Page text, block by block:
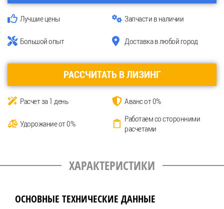
Лучшие цены Запчасти в наличии
Большой опыт Доставка в любой город
РАССЧИТАТЬ В ЛИЗИНГ
Расчет за 1 день Аванс от 0%
Удорожание от 0%
Работаем со сторонними
расчетами
ХАРАКТЕРИСТИКИ
ОСНОВНЫЕ ТЕХНИЧЕСКИЕ ДАННЫЕ